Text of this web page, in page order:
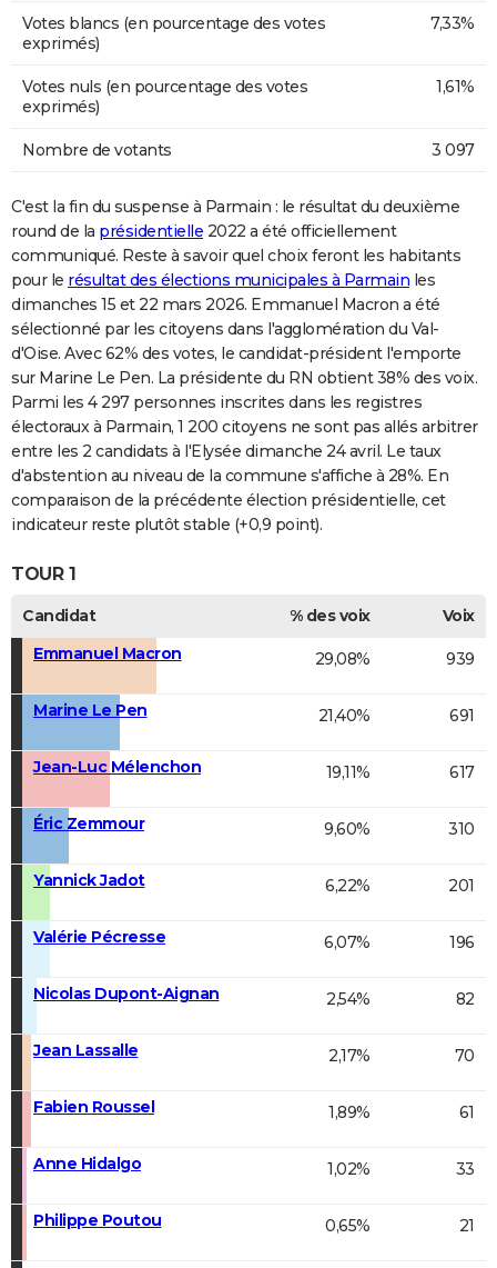
Votes blancs (en pourcentage des votes
exprimés)
7,33%
Votes nuls (en pourcentage des votes
exprimés)
1,61%
Nombre de votants 3 097
C'est la fin du suspense à Parmain : le résultat du deuxième
round de la présidentielle 2022 a été officiellement
communiqué. Reste à savoir quel choix feront les habitants
pour le résultat des élections municipales à Parmain les
dimanches 15 et 22 mars 2026. Emmanuel Macron a été
sélectionné par les citoyens dans l'agglomération du Val-
d'Oise. Avec 62% des votes, le candidat-président l'emporte
sur Marine Le Pen. La présidente du RN obtient 38% des voix.
Parmi les 4 297 personnes inscrites dans les registres
électoraux à Parmain, 1 200 citoyens ne sont pas allés arbitrer
entre les 2 candidats à l'Elysée dimanche 24 avril. Le taux
d'abstention au niveau de la commune s'affiche à 28%. En
comparaison de la précédente élection présidentielle, cet
indicateur reste plutôt stable (+0,9 point).
TOUR 1
Candidat % des voix
Voix
Emmanuel Macron
29,08% 939
Marine Le Pen 21,40% 691
Jean-Luc Mélenchon 19,11% 617
Éric Zemmour 9,60% 310
Yannick Jadot 6,22% 201
Valérie Pécresse 6,07% 196
Nicolas Dupont-Aignan 2,54% 82
Jean Lassalle 2,17% 70
Fabien Roussel 1,89% 61
Anne Hidalgo 1,02% 33
Philippe Poutou 0,65% 21